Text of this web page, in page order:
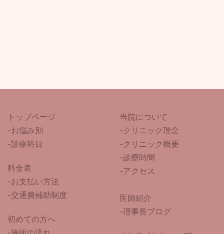
トップページ
-お悩み別
-診療科目
料金表
-お支払い方法
-交通費補助制度
初めての方へ
当院について
-クリニック理念
-クリニック概要
-診療時間
-アクセス
医師紹介
-理事長ブログ